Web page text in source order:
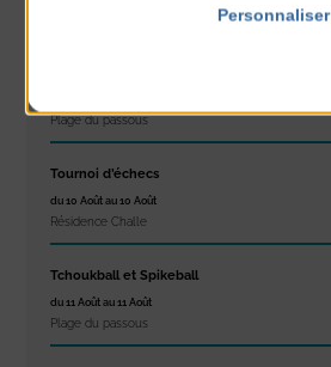
Plage du passous
Tournoi d’échecs
du 10 Août au 10 Août
Résidence Challe
Tchoukball et Spikeball
du 11 Août au 11 Août
Plage du passous
Personnaliser